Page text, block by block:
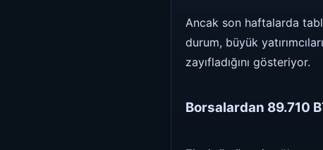
Ancak son haftalarda
durum, büyük
zayıfladığını gösteriyor.
Borsalardan 89.710